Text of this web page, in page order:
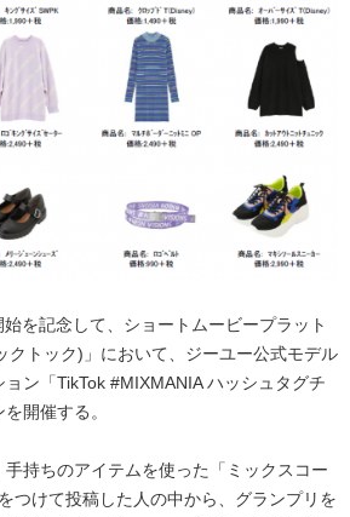
を記念して、ショートムービープラット
クトック)」において、ジーユー公式モデル
ン「TikTok #MIXMANIA ハッシュタグチ
開催する。
持ちのアイテムを使った「ミックスコー
つけて投稿した人の中から、グランプリを